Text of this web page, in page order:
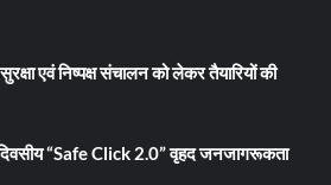
एवं निष्पक्ष संचालन को लेकर तैयारियों की
दिवसीय “Safe Click 2.0” वृहद जनजागरूकता